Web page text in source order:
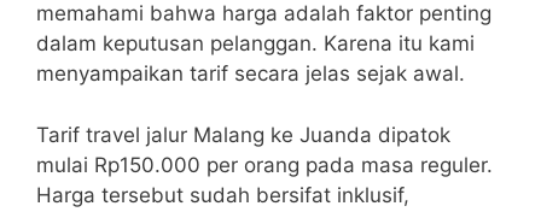
memahami bahwa harga adalah faktor penting
dalam keputusan pelanggan. Karena itu kami
menyampaikan tarif secara jelas sejak awal.
Tarif travel jalur Malang ke Juanda dipatok
mulai Rp150.000 per orang pada masa reguler.
Harga tersebut sudah bersifat inklusif,